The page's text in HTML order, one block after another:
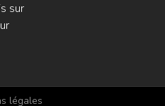
sur
légales